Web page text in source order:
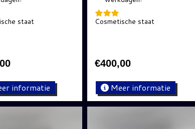
staat
informatie
Cosmetische staat
€400,00
Meer informatie